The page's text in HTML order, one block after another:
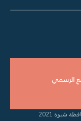
الرسمي
شبوة 2021